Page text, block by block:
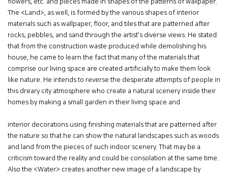
The <Land>, as well, is formed by the various shapes of interior
materials such as wallpaper, floor, and tiles that are patterned after
rocks, pebbles, and sand through the artist’s diverse views. He stated
that from the construction waste produced while demolishing his
house, he came to learn the fact that many of the materials that
comprise our living space are created artificially to make them look
like nature. He intends to reverse the desperate attempts of people in
this dreary city atmosphere who create a natural scenery inside their
homes by making a small garden in their living space and
interior decorations using finishing materials that are patterned after
the nature so that he can show the natural landscapes such as woods
and land from the pieces of such indoor scenery. That may be a
criticism toward the reality and could be consolation at the same time.
Also the <Water> creates another new image of a landscape by